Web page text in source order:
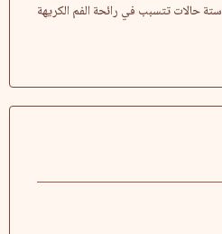
ستة حالات تتسبب في رائحة الفم الكريهة